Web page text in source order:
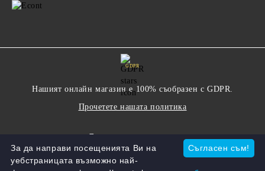
GDPR
Нашият онлайн магазин е 100% съобразен с GDPR.
Прочетете нашата политика
Съгласен съм!
За да направи посещенията Ви на
уебстраницата възможно най-